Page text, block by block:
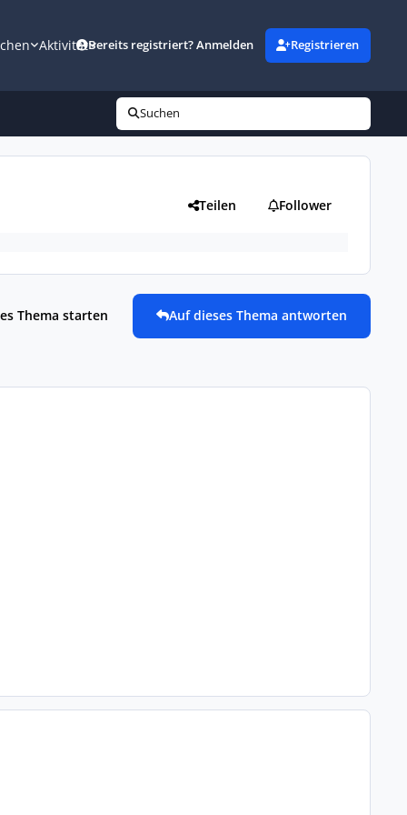
AktivitätBereits registriert? Anmelden Registrieren
Suchen
Teilen Follower
Thema starten Auf dieses Thema antworten